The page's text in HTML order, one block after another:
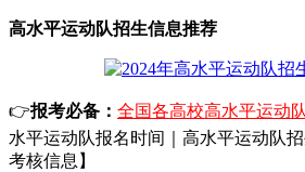
高水平运动队招生信息推荐
👉报考必备： 全国各高校高水平运动
水平运动队报名时间｜高水平运动队
考核信息】